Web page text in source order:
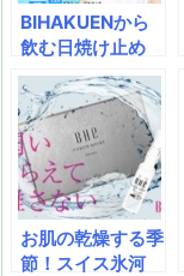
BIHAKUENから
飲む日焼け止め
「UVシールド」
が出てる！一歩上
を行く飲む日焼け
止め！紫外線防止
と美白を同時に実
現！
お肌の乾燥する季
節！スイス氷河